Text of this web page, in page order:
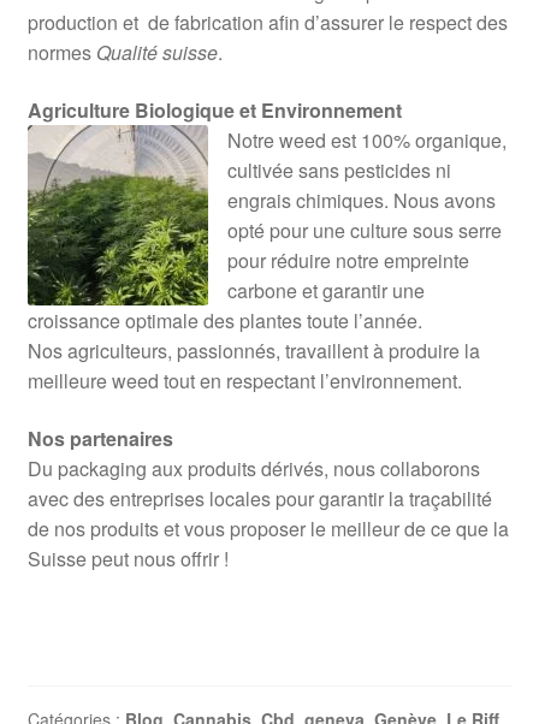
production et de fabrication afin d’assurer le respect des
normes Qualité suisse.
Agriculture Biologique et Environnement
Notre weed est 100% organique,
cultivée sans pesticides ni
engrais chimiques. Nous avons
opté pour une culture sous serre
pour réduire notre empreinte
carbone et garantir une
croissance optimale des plantes toute l’année.
Nos agriculteurs, passionnés, travaillent à produire la
meilleure weed tout en respectant l’environnement.
Nos partenaires
Du packaging aux produits dérivés, nous collaborons
avec des entreprises locales pour garantir la traçabilité
de nos produits et vous proposer le meilleur de ce que la
Suisse peut nous offrir !
Catégories : Blog Cannabis, Cbd geneva Genève, Le Riff,